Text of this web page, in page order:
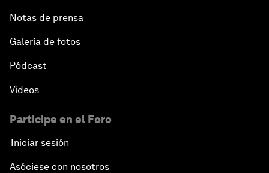
Notas de prensa
Galería de fotos
Pódcast
Vídeos
Participe en el Foro
Iniciar sesión
Asóciese con nosotros